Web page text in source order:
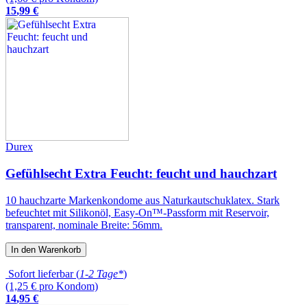
15,99 €
Durex
Gefühlsecht Extra Feucht: feucht und hauchzart
10 hauchzarte Markenkondome aus Naturkautschuklatex. Stark
befeuchtet mit Silikonöl, Easy-On™-Passform mit Reservoir,
transparent, nominale Breite: 56mm.
In den Warenkorb
Sofort lieferbar (1-2 Tage*)
(1,25 € pro Kondom)
14,95 €